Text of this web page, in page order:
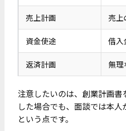
売上計画 売上
資金使途 借入
返済計画 無理
注意したいのは、創業計画
した場合でも、面談では本
という点です。